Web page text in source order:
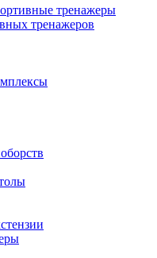
тренажеры
тренажеров